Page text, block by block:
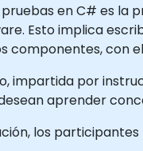
en C# es la
Esto implica
componentes, con
impartida por
aprender
los participantes